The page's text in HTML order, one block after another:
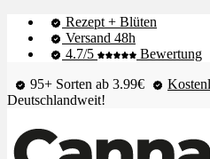
Rezept + Blüten
Versand 48h
4.7/5
Bewertung
95+ Sorten ab 3.99€
Deutschlandweit!